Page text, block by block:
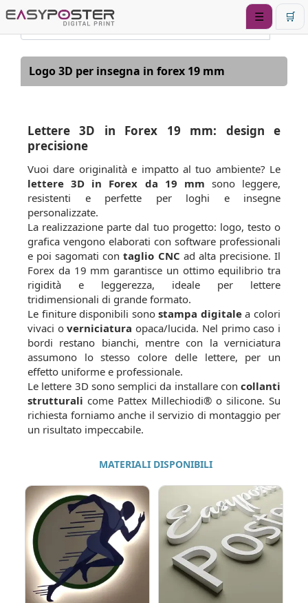
☰ 🛒
Logo 3D per insegna in forex 19 mm
Lettere 3D in Forex 19 mm: design e
precisione
Vuoi dare originalità e impatto al tuo ambiente? Le
lettere 3D in Forex da 19 mm sono leggere,
resistenti e perfette per loghi e insegne
personalizzate.
La realizzazione parte dal tuo progetto: logo, testo o
grafica vengono elaborati con software professionali
e poi sagomati contaglio CNC ad alta precisione. Il
Forex da 19 mm garantisce un ottimo equilibrio tra
rigidità e leggerezza, ideale per lettere
tridimensionali di grande formato.
Le finiture disponibili sonostampa digitalea colori
vivaci overniciatura opaca/lucida. Nel primo caso i
bordi restano bianchi, mentre con la verniciatura
assumono lo stesso colore delle lettere, per un
effetto uniforme e professionale.
Le lettere 3D sono semplici da installare con collanti
strutturali come Pattex Millechiodi® o silicone. Su
richiesta forniamo anche il servizio di montaggio per
un risultato impeccabile.
MATERIALI DISPONIBILI